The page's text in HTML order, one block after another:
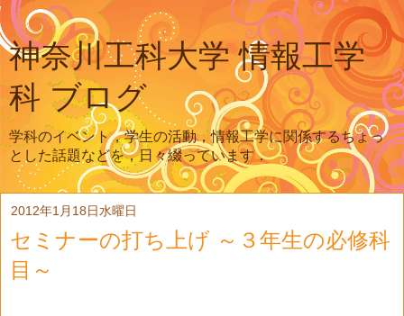
神奈川工科大学 情報工学
科 ブログ
学科のイベント，学生の活動，情報工学に関係するちょっ
とした話題などを，日々綴っています．
2012年1月18日水曜日
セミナーの打ち上げ ～３年生の必修科
目～